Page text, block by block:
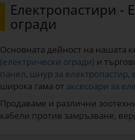
Електропастири -
огради
Основната дейност на нашата
(електрически огради) и
панел, шнур за електропастир,
широка гама от аксесоари за
Продаваме и различни
кабели против замръзване,